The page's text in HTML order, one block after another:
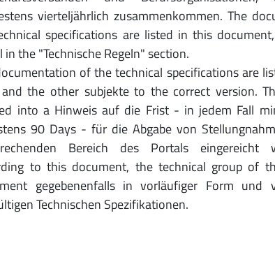
vierteljährlich zusammenkommen. The
specifications are listed in this
in the "Technische Regeln" section.
of the technical specifications are
the other subjekte to the correct version.
into a Hinweis auf die Frist - in jedem Fall
90 Days - für die Abgabe von
Bereich des Portals eingereicht
to this document, the technical group of
gegebenenfalls in vorläufiger Form und
Technischen Spezifikationen.